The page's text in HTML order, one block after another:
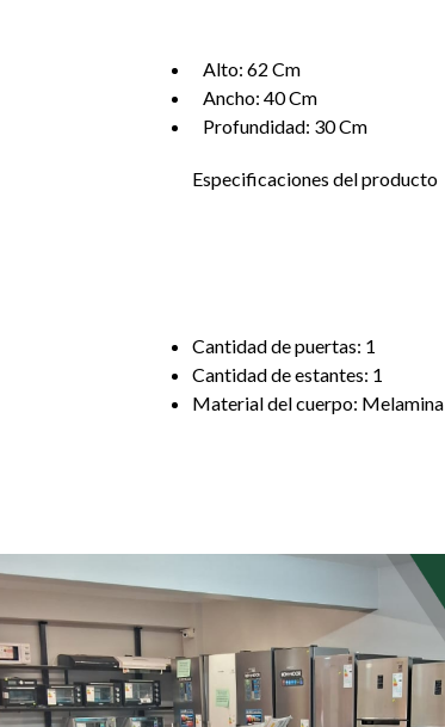
Alto: 62 Cm
Ancho: 40 Cm
Profundidad: 30 Cm
Especificaciones del producto
Cantidad de puertas: 1
Cantidad de estantes: 1
Material del cuerpo: Melamina